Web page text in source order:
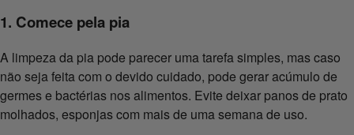
1. Comece pela pia
A limpeza da pia pode parecer uma tarefa simples, mas caso
não seja feita com o devido cuidado, pode gerar acúmulo de
germes e bactérias nos alimentos. Evite deixar panos de prato
molhados, esponjas com mais de uma semana de uso.